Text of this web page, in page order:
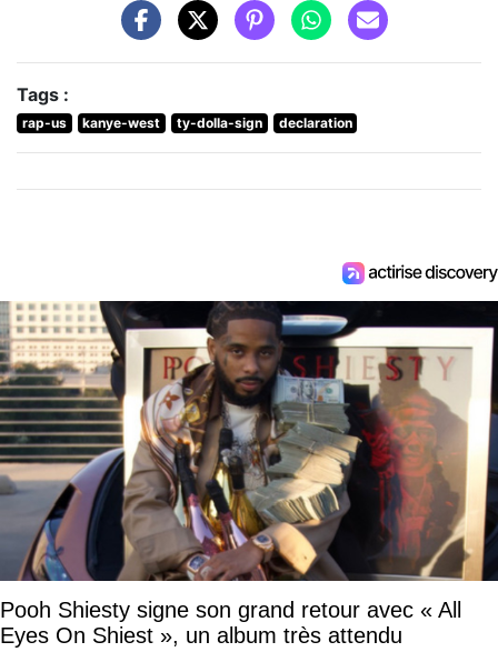
Tags :
rap-us kanye-west ty-dolla-sign declaration
Pooh Shiesty signe son grand retour avec « All
Eyes On Shiest », un album très attendu